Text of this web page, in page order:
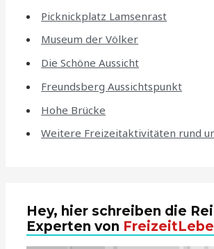
Picknickplatz Lamsenrast
Museum der Völker
Die Schöne Aussicht
Freundsberg Aussichtspunkt
Hohe Brücke
Weitere Freizeitaktivitäten rund
Hey, hier schreiben die
Experten von